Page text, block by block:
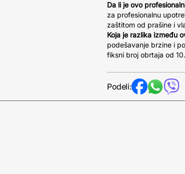
Da li je ovo
za profesionalnu
zaštitom od prašine i
Koja je razlika između
podešavanje brzine i
fiksni broj obrtaja od
Podeli: